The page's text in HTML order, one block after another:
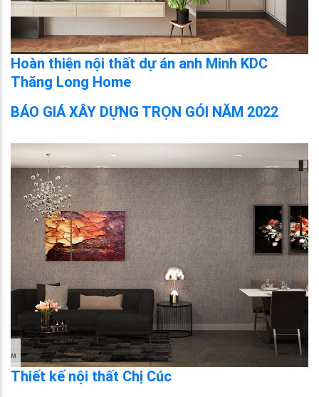
Hoàn thiện nội thất dự án anh Minh KDC
Thăng Long Home
BÁO GIÁ XÂY DỰNG TRỌN GÓI NĂM 2022
Thiết kế nội thất Chị Cúc